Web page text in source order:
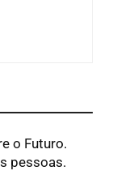
o Futuro.
pessoas.